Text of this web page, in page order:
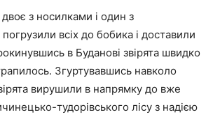
з носилками і один з
всіх до бобика і доставили
в Буданові звірята швидко
Згуртувавшись навколо
вирушили в напрямку до вже
тудорівського лісу з надією